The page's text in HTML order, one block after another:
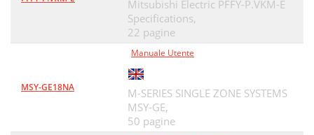
Mitsubishi Electric PFFY-P.VKM-E
Specifications,
22 pagine
MSY-GE18NA
Manuale Utente
M-SERIES SINGLE ZONE SYSTEMS
MSY-GE,
50 pagine